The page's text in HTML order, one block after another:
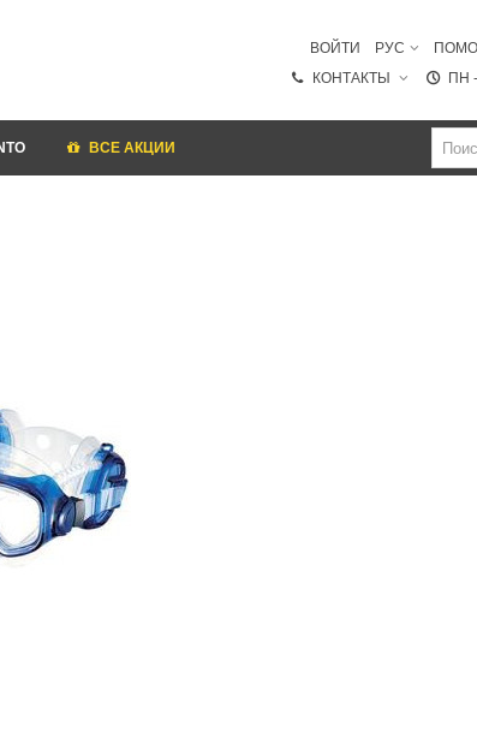
РУС
ВОЙТИ
ПН
КОНТАКТЫ
ВСЕ АКЦИИ